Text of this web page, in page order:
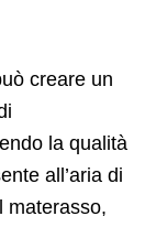
creare un
la qualità
all’aria di
materasso,